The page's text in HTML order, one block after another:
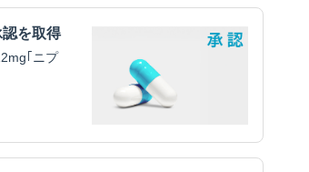
を取得
｢ニプ